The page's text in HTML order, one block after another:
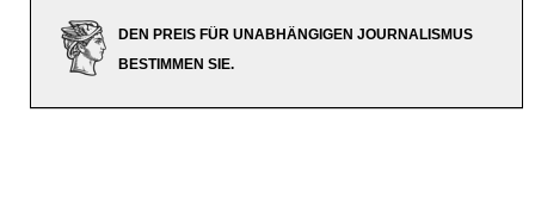
DEN PREIS FÜR UNABHÄNGIGEN JOURNALISMUS
BESTIMMEN SIE.